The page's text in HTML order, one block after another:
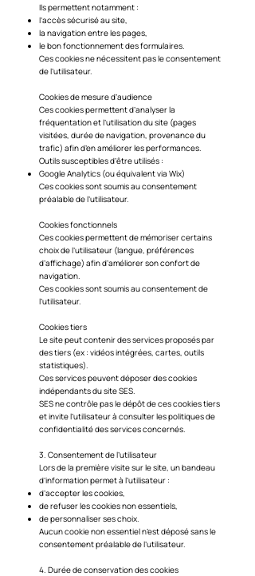
Ils permettent notamment :
l’accès sécurisé au site,
la navigation entre les pages,
le bon fonctionnement des formulaires.
Ces cookies ne nécessitent pas le consentement
de l’utilisateur.
Cookies de mesure d’audience
Ces cookies permettent d’analyser la
fréquentation et l’utilisation du site (pages
visitées, durée de navigation, provenance du
trafic) afin d’en améliorer les performances.
Outils susceptibles d’être utilisés :
Google Analytics (ou équivalent via Wix)
Ces cookies sont soumis au consentement
préalable de l’utilisateur.
Cookies fonctionnels
Ces cookies permettent de mémoriser certains
choix de l’utilisateur (langue, préférences
d’affichage) afin d’améliorer son confort de
navigation.
Ces cookies sont soumis au consentement de
l’utilisateur.
Cookies tiers
Le site peut contenir des services proposés par
des tiers (ex : vidéos intégrées, cartes, outils
statistiques).
Ces services peuvent déposer des cookies
indépendants du site SES.
SES ne contrôle pas le dépôt de ces cookies tiers
et invite l’utilisateur à consulter les politiques de
confidentialité des services concernés.
3. Consentement de l’utilisateur
Lors de la première visite sur le site, un bandeau
d’information permet à l’utilisateur :
d’accepter les cookies,
de refuser les cookies non essentiels,
de personnaliser ses choix.
Aucun cookie non essentiel n’est déposé sans le
consentement préalable de l’utilisateur.
4. Durée de conservation des cookies